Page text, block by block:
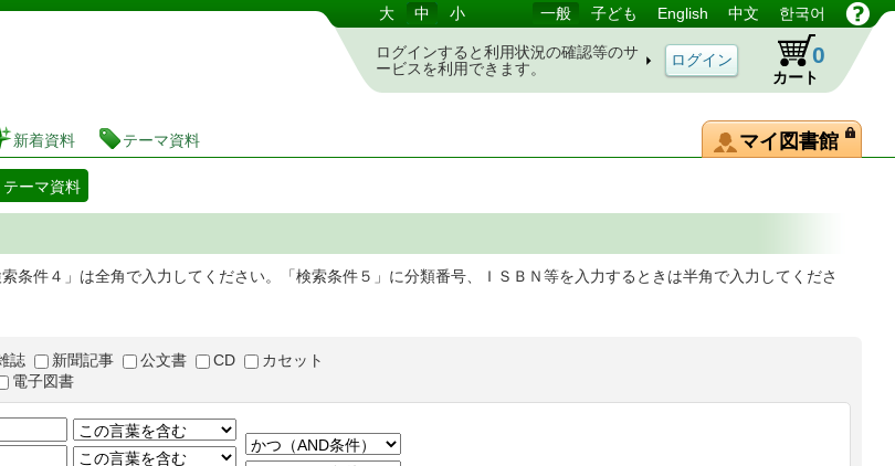
書検索・予約システム 大 中 小 一般 子ども English 中文 한국어
ログインすると利用状況の確認等のサ
ービスを利用できます。
カート
0
新着資料 テーマ資料 マイ図書館
テーマ資料
件４」は全角で入力してください。「検索条件５」に分類番号、ＩＳＢＮ等を入力するときは半角で入力してくださ
誌 新聞記事 公文書 CD
カセット
電子図書